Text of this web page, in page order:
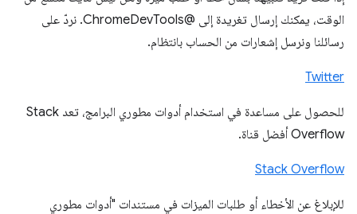
الوقت، يمكنك إرسال تغريدة إلى @ChromeDevTools. نردّ على
رسائلنا ونرسل إشعارات من الحساب بانتظام.
Twitter
للحصول على مساعدة في استخدام أدوات مطوري البرامج، تعد Stack
Overflow أفضل قناة.
Stack Overflow
للإبلاغ عن الأخطاء أو طلبات الميزات في مستندات "أدوات مطوري